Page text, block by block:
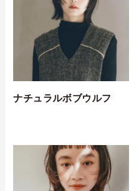
ナチュラルボブウルフ